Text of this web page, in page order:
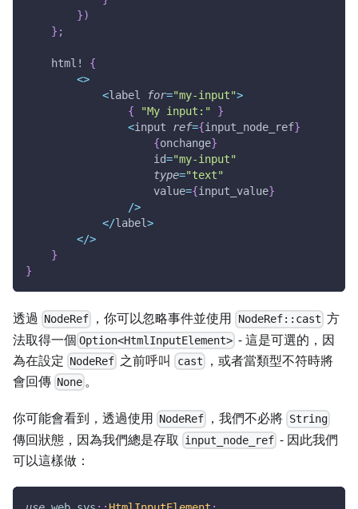
})
} ;
html!
{
<>
<label for="my-input">
{
"My input:"
}
<input ref={input_node_ref}
{onchange}
                    id
="my-input"
type="text"
                    value
={input_value}
/>
</label>
</>
}
}
透過 NodeRef ，你可以忽略事件並使用 NodeRef::cast 方
法取得一個 Option<HtmlInputElement> - 這是可選的，因
為在設定 NodeRef 之前呼叫 cast ，或者當類型不符時將
會回傳 None 。
你可能會看到，透過使用 NodeRef ，我們不必將 String
傳回狀態，因為我們總是存取 input_node_ref - 因此我們
可以這樣做：